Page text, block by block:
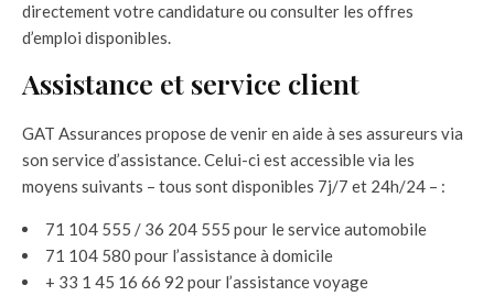
directement votre candidature ou consulter les offres
d’emploi disponibles.
Assistance et service client
GAT Assurances propose de venir en aide à ses assureurs via
son service d’assistance. Celui-ci est accessible via les
moyens suivants – tous sont disponibles 7j/7 et 24h/24 – :
71 104 555 / 36 204 555 pour le service automobile
71 104 580 pour l’assistance à domicile
+ 33 1 45 16 66 92 pour l’assistance voyage